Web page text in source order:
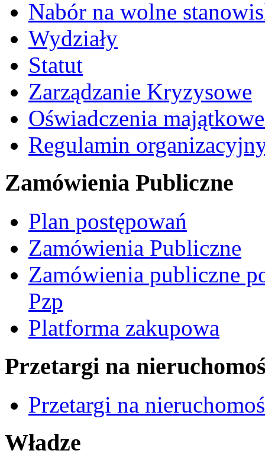
Nabór na wolne
Wydziały
Statut
Zarządzanie Kryzysowe
Oświadczenia
Regulamin
Zamówienia Publiczne
Plan postępowań
Zamówienia Publiczne
Zamówienia publiczne
Pzp
Platforma zakupowa
Przetargi na
Przetargi na
Władze